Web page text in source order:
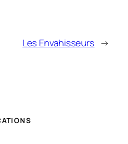
Les Envahisseurs →